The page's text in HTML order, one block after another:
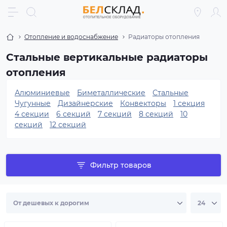
Отопление и водоснабжение Радиаторы отопления
Стальные вертикальные радиаторы
отопления
Алюминиевые Биметаллические
Стальные
Чугунные
Дизайнерские Конвекторы
1 секция
4 секции
6 секций 7 секций 8 секций
10
секций
12 секций
Фильтр товаров